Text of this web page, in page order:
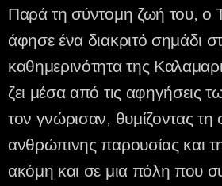
Παρά τη σύντομη ζωή του,
άφησε ένα διακριτό σημάδι
καθημερινότητα της
ζει μέσα από τις αφηγήσεις
τον γνώρισαν, θυμίζοντας τη
ανθρώπινης παρουσίας και
ακόμη και σε μια πόλη που